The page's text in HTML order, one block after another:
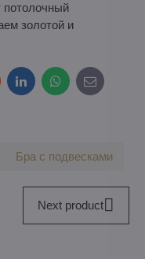
потолочный
золотой и
LinkedInWhatsApp
E-
mail
Бра с подвесками
Next product